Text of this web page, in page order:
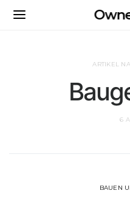
ARTIKEL
6
BAUEN